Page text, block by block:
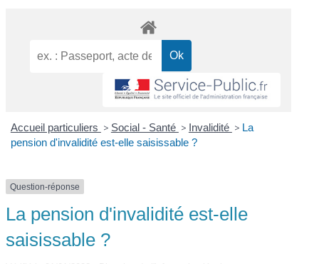
Accueil particuliers > Social - Santé > Invalidité > La
pension d'invalidité est-elle saisissable ?
Question-réponse
La pension d'invalidité est-elle
saisissable ?